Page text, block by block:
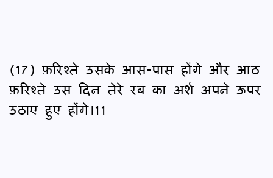
(17) फ़रिश्ते उसके आस-पास होंगे और आठ
फ़रिश्ते उस दिन तेरे रब का अर्श अपने ऊपर
उठाए हुए होंगे।11